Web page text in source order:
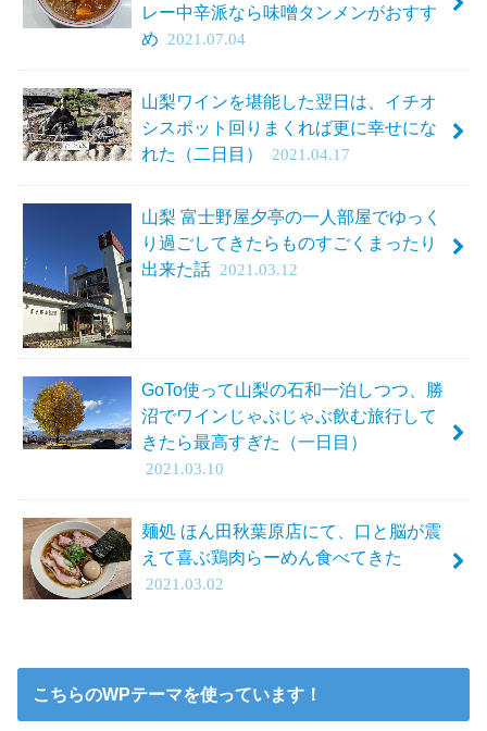
レー中辛派なら味噌タンメンがおすす
め 2021.07.04
山梨ワインを堪能した翌日は、イチオ
シスポット回りまくれば更に幸せにな
れた（二日目）
2021.04.17
山梨 富士野屋夕亭の一人部屋でゆっく
り過ごしてきたらものすごくまったり
出来た話 2021.03.12
GoTo使って山梨の石和一泊しつつ、勝
沼でワインじゃぶじゃぶ飲む旅行して
きたら最高すぎた（一日目）
2021.03.10
麺処 ほん田秋葉原店にて、口と脳が震
えて喜ぶ鶏肉らーめん食べてきた
2021.03.02
こちらのWPテーマを使っています！